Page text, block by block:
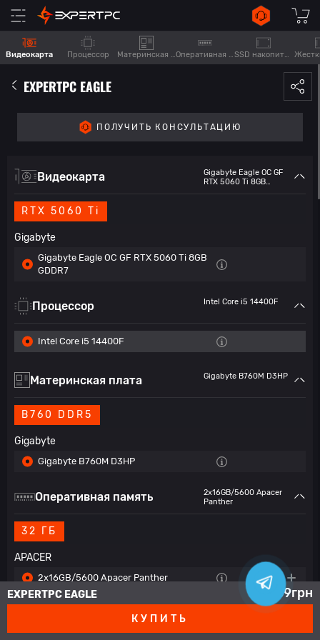
EXPERTPC EAGLE 86 869грн
КУПИТЬ
Видеокарта Процессор Материнская плата Оперативная память SSD накопитель
EXPERTPC EAGLE
ПОЛУЧИТЬ КОНСУЛЬТАЦИЮ
Видеокарта
Gigabyte Eagle OC GF
RTX 5060 Ti 8GB
RTX 5060 Ti
Gigabyte
Gigabyte Eagle OC GF RTX 5060 Ti 8GB
GDDR7
Процессор Intel Core i5 14400F
Intel Core i5 14400F
Материнская плата Gigabyte B760M D3HP
B760 DDR5
Gigabyte
Gigabyte B760M D3HP
Оперативная память
2x16GB/5600 Apacer
Panther
32 ГБ
APACER
2x16GB/5600 Apacer Panther 1
1TB M.2 NVMe Kingston